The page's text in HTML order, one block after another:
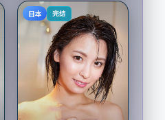
汐、全智贤与配角群
戏并重。影片2016...
日本 完结